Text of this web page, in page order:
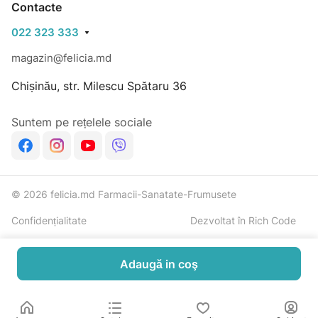
Contacte
022 323 333
magazin@felicia.md
Chișinău, str. Milescu Spătaru 36
Suntem pe rețelele sociale
© 2026 felicia.md Farmacii-Sanatate-Frumusete
Confidențialitate Dezvoltat în Rich Code
Adaugă in coş